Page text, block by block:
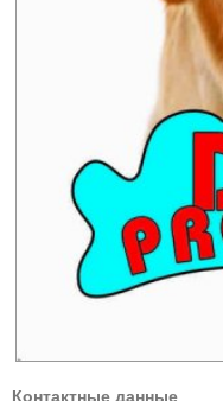
Контактные данные